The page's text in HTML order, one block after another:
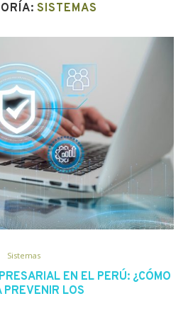
SISTEMAS
Sistemas
EN EL PERÚ: ¿CÓMO
PREVENIR LOS